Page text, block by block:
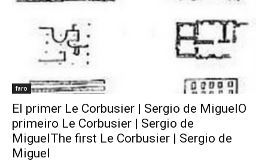
faro
El primer Le Corbusier | Sergio de MiguelO
primeiro Le Corbusier | Sergio de
MiguelThe first Le Corbusier | Sergio de
Miguel